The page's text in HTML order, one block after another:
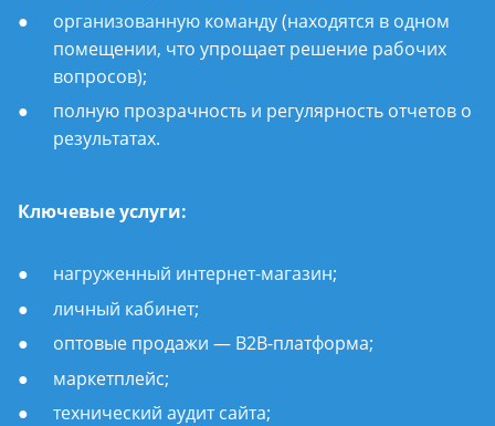
организованную команду (находятся в одном
помещении, что упрощает решение рабочих
вопросов);
полную прозрачность и регулярность отчетов о
результатах.
Ключевые услуги:
нагруженный интернет-магазин;
личный кабинет;
оптовые продажи — B2B-платформа;
маркетплейс;
технический аудит сайта;